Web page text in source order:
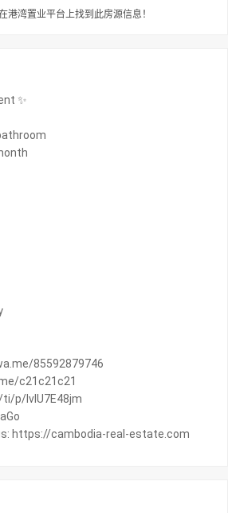
港湾置业平台上找到此房源信息！
✨
85592879746
c21c21c21
p/IvIU7E48jm
https://cambodia-real-estate.com